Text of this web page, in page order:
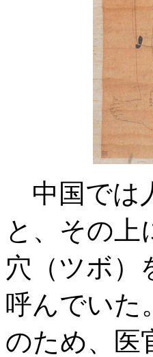
中国では
と、その上
穴（ツボ）
呼んでいた
のため、医